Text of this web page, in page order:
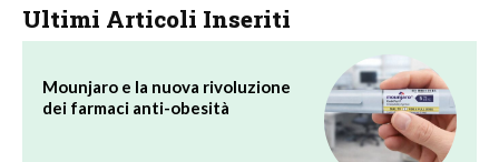
Ultimi Articoli Inseriti
Mounjaro e la nuova rivoluzione
dei farmaci anti-obesità